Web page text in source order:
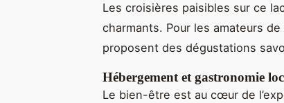
Les croisières paisibles sur ce
charmants. Pour les amateurs
proposent des dégustations
Hébergement et gastronomie
Le bien-être est au cœur de